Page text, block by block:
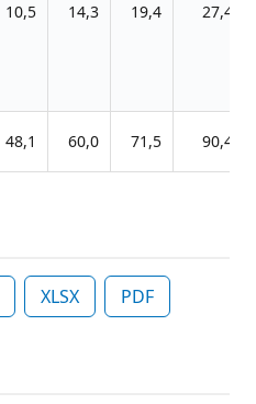
10,5 14,3 19,4 27,4
48,1 60,0 71,5 90,4
XLSX PDF